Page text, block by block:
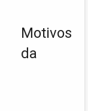
Motivos
da